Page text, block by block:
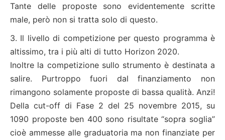
Tante delle proposte sono evidentemente scritte
male, però non si tratta solo di questo.
3. Il livello di competizione per questo programma è
altissimo, tra i più alti di tutto Horizon 2020.
Inoltre la competizione sullo strumento è destinata a
salire. Purtroppo fuori dal finanziamento non
rimangono solamente proposte di bassa qualità. Anzi!
Della cut-off di Fase 2 del 25 novembre 2015, su
1090 proposte ben 400 sono risultate “sopra soglia”
cioè ammesse alle graduatoria ma non finanziate per